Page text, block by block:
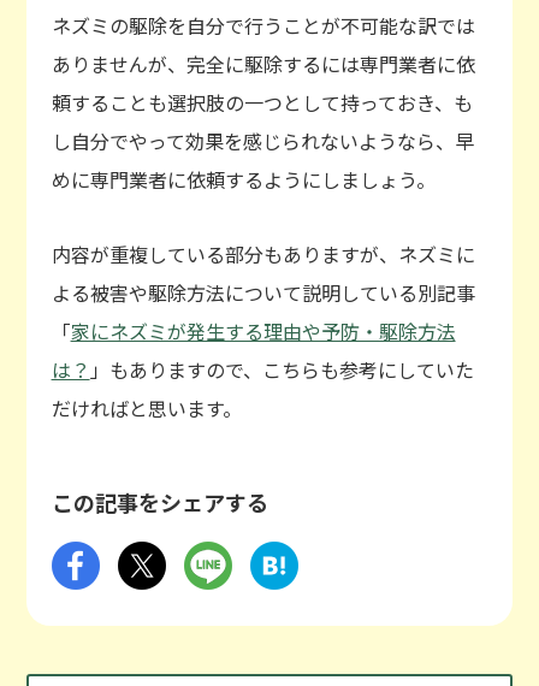
ネズミの駆除を自分で行うことが不可能な訳では
ありませんが、完全に駆除するには専門業者に依
頼することも選択肢の一つとして持っておき、も
し自分でやって効果を感じられないようなら、早
めに専門業者に依頼するようにしましょう。
内容が重複している部分もありますが、ネズミに
よる被害や駆除方法について説明している別記事
「家にネズミが発生する理由や予防・駆除方法
は？ 」もありますので、こちらも参考にしていた
だければと思います。
この記事をシェアする